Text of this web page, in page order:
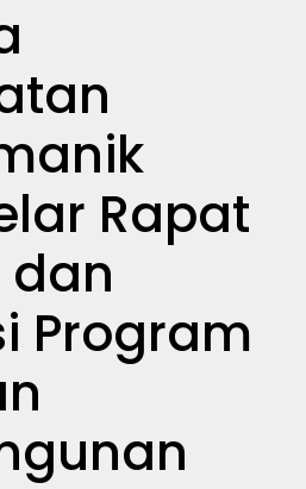
Rapat
dan
Program